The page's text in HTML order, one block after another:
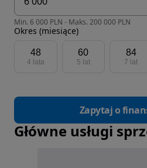
Min. 6 000 PLN - Maks. 200 000 PLN
Okres (miesiące)
48
4 lata
60
5 lat
84
7 lat
Zapytaj o
Główne usługi